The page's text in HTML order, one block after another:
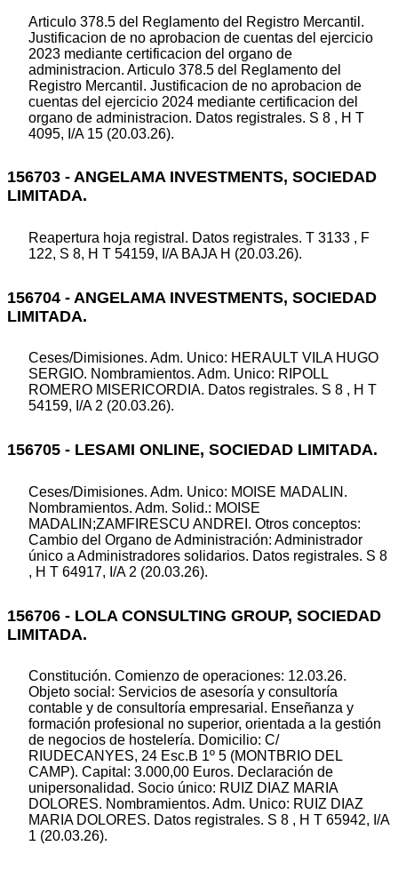
Articulo 378.5 del Reglamento del Registro Mercantil.
Justificacion de no aprobacion de cuentas del ejercicio
2023 mediante certificacion del organo de
administracion. Articulo 378.5 del Reglamento del
Registro Mercantil. Justificacion de no aprobacion de
cuentas del ejercicio 2024 mediante certificacion del
organo de administracion. Datos registrales. S 8 , H T
4095, I/A 15 (20.03.26).
156703 - ANGELAMA INVESTMENTS, SOCIEDAD
LIMITADA.
Reapertura hoja registral. Datos registrales. T 3133 , F
122, S 8, H T 54159, I/A BAJA H (20.03.26).
156704 - ANGELAMA INVESTMENTS, SOCIEDAD
LIMITADA.
Ceses/Dimisiones. Adm. Unico: HERAULT VILA HUGO
SERGIO. Nombramientos. Adm. Unico: RIPOLL
ROMERO MISERICORDIA. Datos registrales. S 8 , H T
54159, I/A 2 (20.03.26).
156705 - LESAMI ONLINE, SOCIEDAD LIMITADA.
Ceses/Dimisiones. Adm. Unico: MOISE MADALIN.
Nombramientos. Adm. Solid.: MOISE
MADALIN;ZAMFIRESCU ANDREI. Otros conceptos:
Cambio del Organo de Administración: Administrador
único a Administradores solidarios. Datos registrales. S 8
, H T 64917, I/A 2 (20.03.26).
156706 - LOLA CONSULTING GROUP, SOCIEDAD
LIMITADA.
Constitución. Comienzo de operaciones: 12.03.26.
Objeto social: Servicios de asesoría y consultoría
contable y de consultoría empresarial. Enseñanza y
formación profesional no superior, orientada a la gestión
de negocios de hostelería. Domicilio: C/
RIUDECANYES, 24 Esc.B 1º 5 (MONTBRIO DEL
CAMP). Capital: 3.000,00 Euros. Declaración de
unipersonalidad. Socio único: RUIZ DIAZ MARIA
DOLORES. Nombramientos. Adm. Unico: RUIZ DIAZ
MARIA DOLORES. Datos registrales. S 8 , H T 65942, I/A
1 (20.03.26).